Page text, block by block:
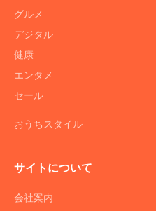
グルメ
デジタル
健康
エンタメ
セール
おうちスタイル
サイトについて
会社案内